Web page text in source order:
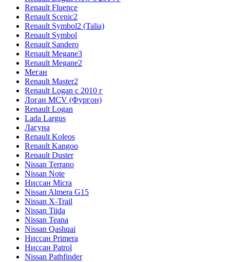
Renault Fluence
Renault Scenic2
Renault Symbol2 (Talia)
Renault Symbol
Renault Sandero
Renault Megane3
Renault Megane2
Меган
Renault Master2
Renault Logan c 2010 г
Логан МСV (Фургон)
Renault Logan
Lada Largus
Лагуна
Renault Koleos
Renault Kangoo
Renault Duster
Nissan Terrano
Nissan Note
Ниссан Micra
Nissan Almera G15
Nissan X-Trail
Nissan Tiida
Nissan Teana
Nissan Qashqai
Ниссан Primera
Ниссан Patrol
Nissan Pathfinder